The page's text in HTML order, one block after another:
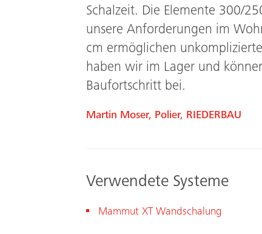
Schalzeit. Die Elemente 300/
unsere Anforderungen im
cm ermöglichen
haben wir im Lager und
Baufortschritt bei.
Martin Moser, Polier, RIEDERBAU
Verwendete Systeme
Mammut XT Wandschalung